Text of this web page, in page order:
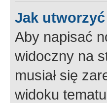
Jak
Aby napisać
widoczny na
musiał się
widoku